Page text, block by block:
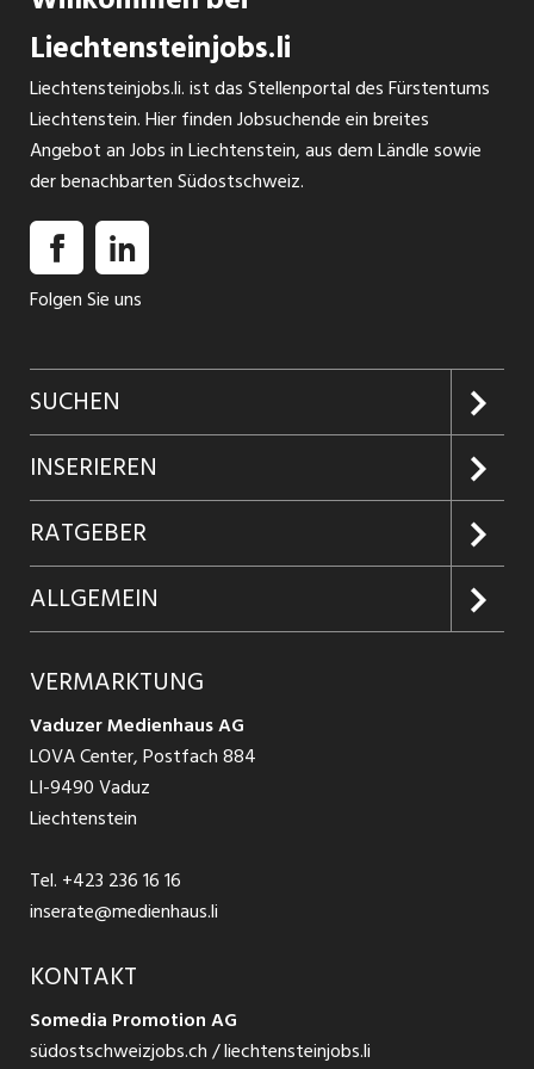
Liechtensteinjobs.li
Liechtensteinjobs.li. ist das Stellenportal des Fürstentums
Liechtenstein. Hier finden Jobsuchende ein breites
Angebot an Jobs in Liechtenstein, aus dem Ländle sowie
der benachbarten Südostschweiz.
Folgen Sie uns
SUCHEN
Jobs suchen
Jobabo
Firmen entdecken
Jobs in Graubünden
Jobs in St. Gallen
Jobs in Glarus
Jobs in der Südostschweiz
Temporär Jobs
Teilzeit Jobs
Praktikum
INSERIEREN
Kundenlogin
Inserieren
Produkte
Schnittstelle
RATGEBER
Glossar
Ratgeber Bewerbung / Rekrutierung
ALLGEMEIN
AGB
Datenschutzbestimmungen
Nutzungsbedingungen
Impressum
VERMARKTUNG
Vaduzer Medienhaus AG
LOVA Center, Postfach 884
LI-9490 Vaduz
Liechtenstein
Tel. +423 236 16 16
inserate@medienhaus.li
KONTAKT
Somedia Promotion AG
südostschweizjobs.ch / liechtensteinjobs.li